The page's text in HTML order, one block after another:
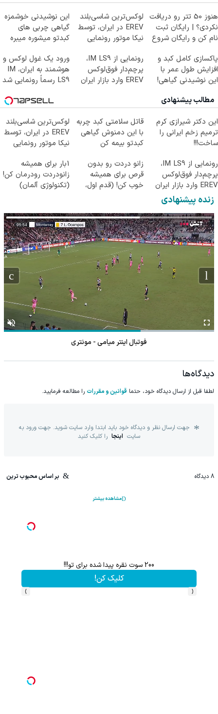
هنوز 50 تتر رو دریافت
نکردی؟ | رایگان ثبت
نام کن و رایگان شروع
لوکس‌ترین شاسی‌بلند
EREV در ایران، توسط
نیکا موتور رونمایی
این نوشیدنی خوشمزه
گیاهی چربی های
کبدتو میشوره میبره
پاکسازی کامل کبد و
افزایش طول عمر با
این نوشیدنی گیاهی!
رونمایی از IM LS9،
پرچم‌دار فوق‌لوکس
EREV وارد بازار ایران
ورود یک غول لوکس و
هوشمند به ایران، IM
LS9 رسماً رونمایی شد
مطالب پیشنهادی
این دکتر شیرازی کرم
ترمیم زخم ایرانی را
ساخت!!!
قاتل سلامتی کبد چربه
با این دمنوش گیاهی
کبدتو بیمه کن
لوکس‌ترین شاسی‌بلند
EREV در ایران، توسط
نیکا موتور رونمایی
رونمایی از IM LS9،
پرچم‌دار فوق‌لوکس
EREV وارد بازار ایران
شد
زانو دردت رو بدون
قرص برای همیشه
خوب کن! (قدم اول،
1بار برای همیشه
زانودردت رودرمان کن!
(تکنولوژی آلمان)
زنده پیشنهادی
فوتبال اینتر میامی - مونتری
دیدگاه‌ها
لطفا قبل از ارسال دیدگاه خود، حتما قوانین و مقررات را مطالعه فرمایید.
جهت ارسال نظر و دیدگاه خود باید ابتدا وارد سایت شوید. جهت ورود به
سایت اینجا را کلیک کنید
8 دیدگاه بر اساس محبوب ترین
مشاهده بیشتر
200 سوت نقره پیدا شده برای تو!!!
کلیک کن!
‹
›